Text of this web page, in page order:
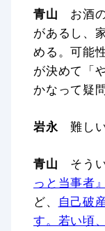
青山 お酒
があるし、
める。可能
が決めて「
かなって疑
岩永難しい
青山 そう
っと当事者』
ど、
自己破
す。若い頃